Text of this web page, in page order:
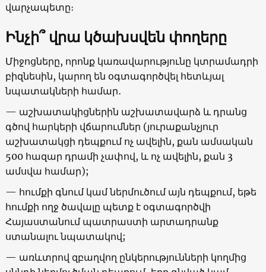
վարչապետը։
Ինչի՞ վրա կծախսվեն փողերը
Միջոցները, որոնք կառավարությունը կտրամադրի
բիզնեսին, կարող են օգտագործվել հետևյալ
նպատակների համար․
— աշխատակիցներին աշխատավարձ և դրանց
գծով հարկերի վճարումներ (յուրաքանչյուր
աշխատակցի դեպքում ոչ ավելին, քան ամսական
500 հազար դրամի չափով, և ոչ ավելին, քան 3
ամսվա համար);
— հումքի գնում կամ ներմուծում այն դեպքում, եթե
հումքի ողջ ծավալը պետք է օգտագործվի
Հայաստանում պատրաստի արտադրանք
ստանալու նպատակով;
— առևտրով զբաղվող ընկերությունների կողմից